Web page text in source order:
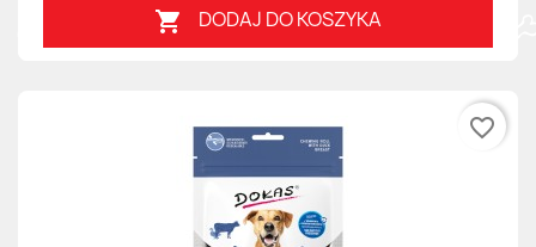
 DODAJ DO KOSZYKA
favorite_border